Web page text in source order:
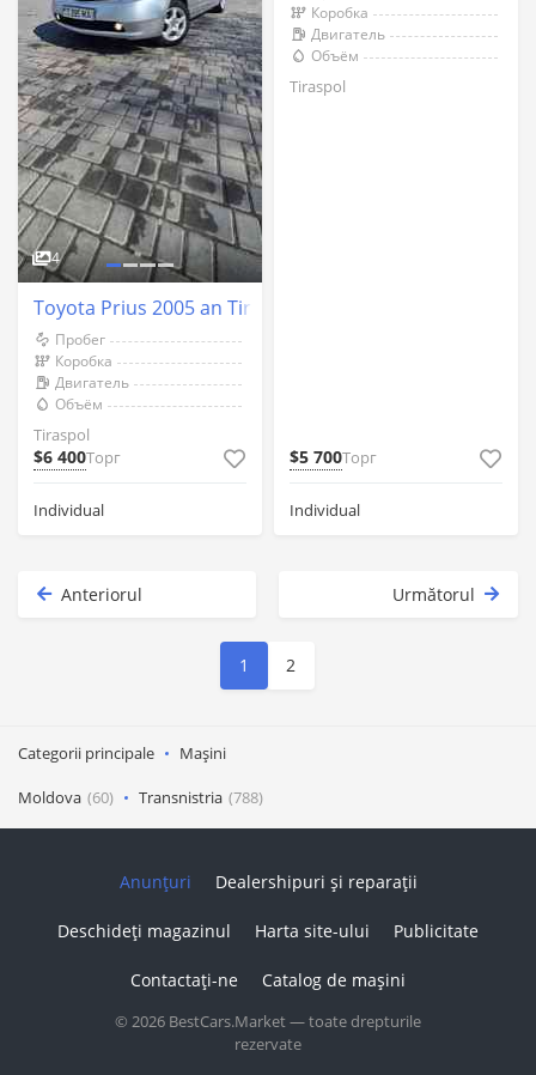
4
Toyota Prius 2005 an Tiraspol
Пробег
Коробка
Двигатель
Объём
Tiraspol
$6 400Торг
Individual
Коробка
Двигатель
Объём
Tiraspol
$5 700Торг
Individual
Anteriorul Următorul
1 2
Categorii principale Mașini
Moldova (60) Transnistria (788)
© 2026 BestCars.Market — toate drepturile
rezervate
Anunțuri Dealershipuri și reparații
Deschideți magazinul Harta site-ului Publicitate
Contactați-ne Catalog de mașini